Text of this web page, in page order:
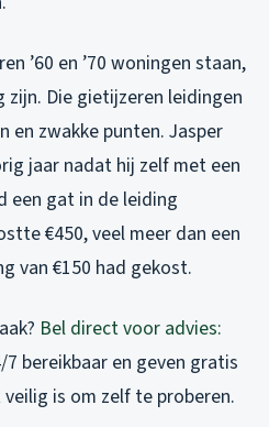
’60 en ’70 woningen staan,
Die gietijzeren leidingen
en zwakke punten. Jasper
jaar nadat hij zelf met een
een gat in de leiding
€450, veel meer dan een
van €150 had gekost.
Bel direct voor advies:
7 bereikbaar en geven gratis
is om zelf te proberen.